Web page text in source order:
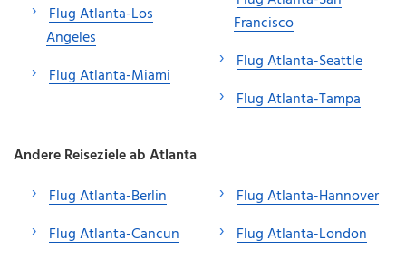
Flug Atlanta-Los
Angeles
Flug Atlanta-Miami
Francisco
Flug Atlanta-Seattle
Flug Atlanta-Tampa
Andere Reiseziele ab Atlanta
Flug Atlanta-Berlin
Flug Atlanta-Cancun
Flug Atlanta-Hannover
Flug Atlanta-London